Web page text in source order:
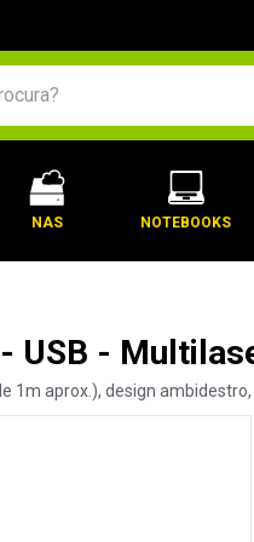
NAS NOTEBOOKS
USB -
1m aprox.), design